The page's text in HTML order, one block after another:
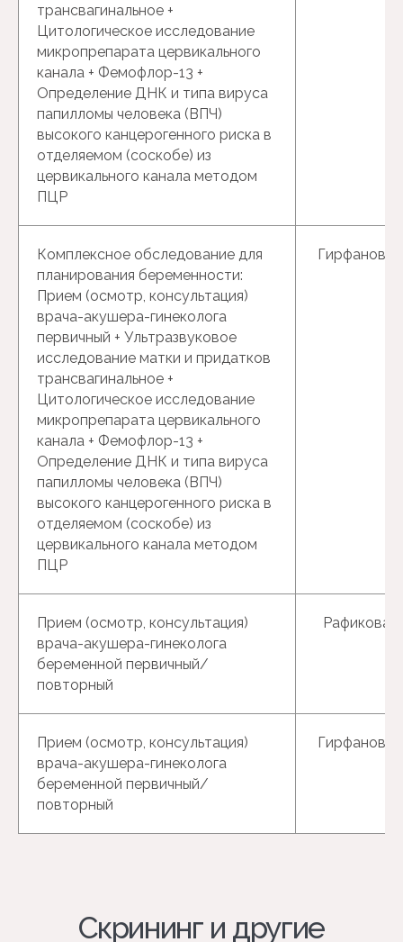
трансвагинальное +
Цитологическое исследование
микропрепарата цервикального
канала + Фемофлор-13 +
Определение ДНК и типа вируса
папилломы человека (ВПЧ)
высокого канцерогенного риска в
отделяемом (соскобе) из
цервикального канала методом
ПЦР
Комплексное обследование для
планирования беременности:
Прием (осмотр, консультация)
врача-акушера-гинеколога
первичный + Ультразвуковое
исследование матки и придатков
трансвагинальное +
Цитологическое исследование
микропрепарата цервикального
канала + Фемофлор-13 +
Определение ДНК и типа вируса
папилломы человека (ВПЧ)
высокого канцерогенного риска в
отделяемом (соскобе) из
цервикального канала методом
ПЦР
Гирфанова
Прием (осмотр, консультация)
врача-акушера-гинеколога
беременной первичный/
повторный
Рафикова
Прием (осмотр, консультация)
врача-акушера-гинеколога
беременной первичный/
повторный
Гирфанова